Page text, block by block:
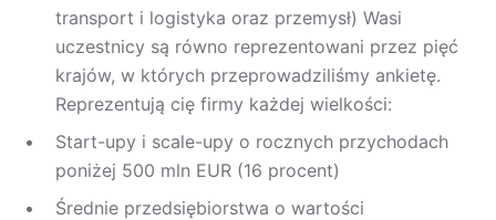
transport i logistyka oraz przemysł) Wasi
uczestnicy są równo reprezentowani przez pięć
krajów, w których przeprowadziliśmy ankietę.
Reprezentują cię firmy każdej wielkości:
Start-upy i scale-upy o rocznych przychodach
poniżej 500 mln EUR (16 procent)
Średnie przedsiębiorstwa o wartości